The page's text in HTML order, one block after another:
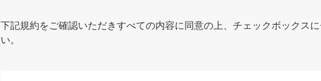
下記規約をご確認いただきすべての内容に同意の上、チェックボックス
い。